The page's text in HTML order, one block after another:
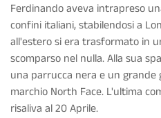
Ferdinando aveva intrapreso
confini italiani, stabilendosi a
all'estero si era trasformato in
scomparso nel nulla. Alla sua
una parrucca nera e un
marchio North Face. L'ultima
risaliva al 20 Aprile.